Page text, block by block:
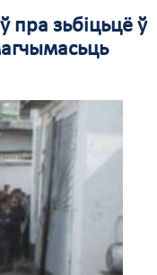
пра зьбіцьцё ў